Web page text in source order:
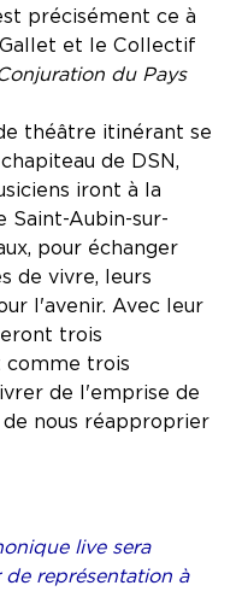
précisément ce à
et le Collectif
du Pays
théâtre itinérant se
de DSN,
iront à la
Saint-Aubin-sur-
pour échanger
de vivre, leurs
l'avenir. Avec leur
trois
comme trois
de l'emprise de
nous réapproprier
live sera
représentation à